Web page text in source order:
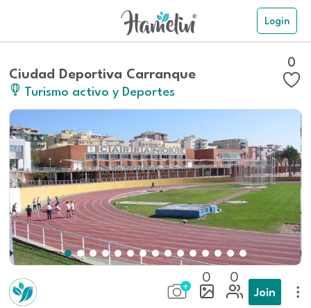
Login
Ciudad Deportiva Carranque
Turismo activo y Deportes
0
0 0
Join